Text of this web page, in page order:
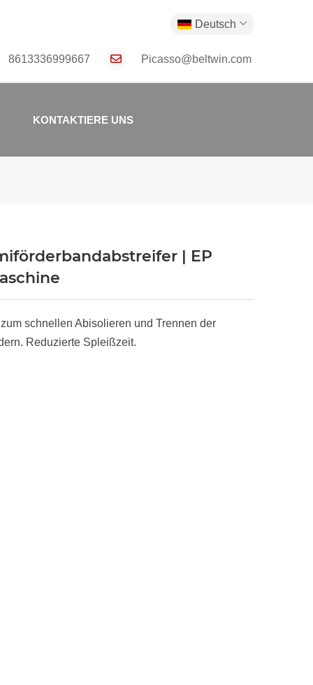
Deutsch
8613336999667 Picasso@beltwin.com
KONTAKTIERE UNS
| EP
schnellen Abisolieren und Trennen der
Reduzierte Spleißzeit.